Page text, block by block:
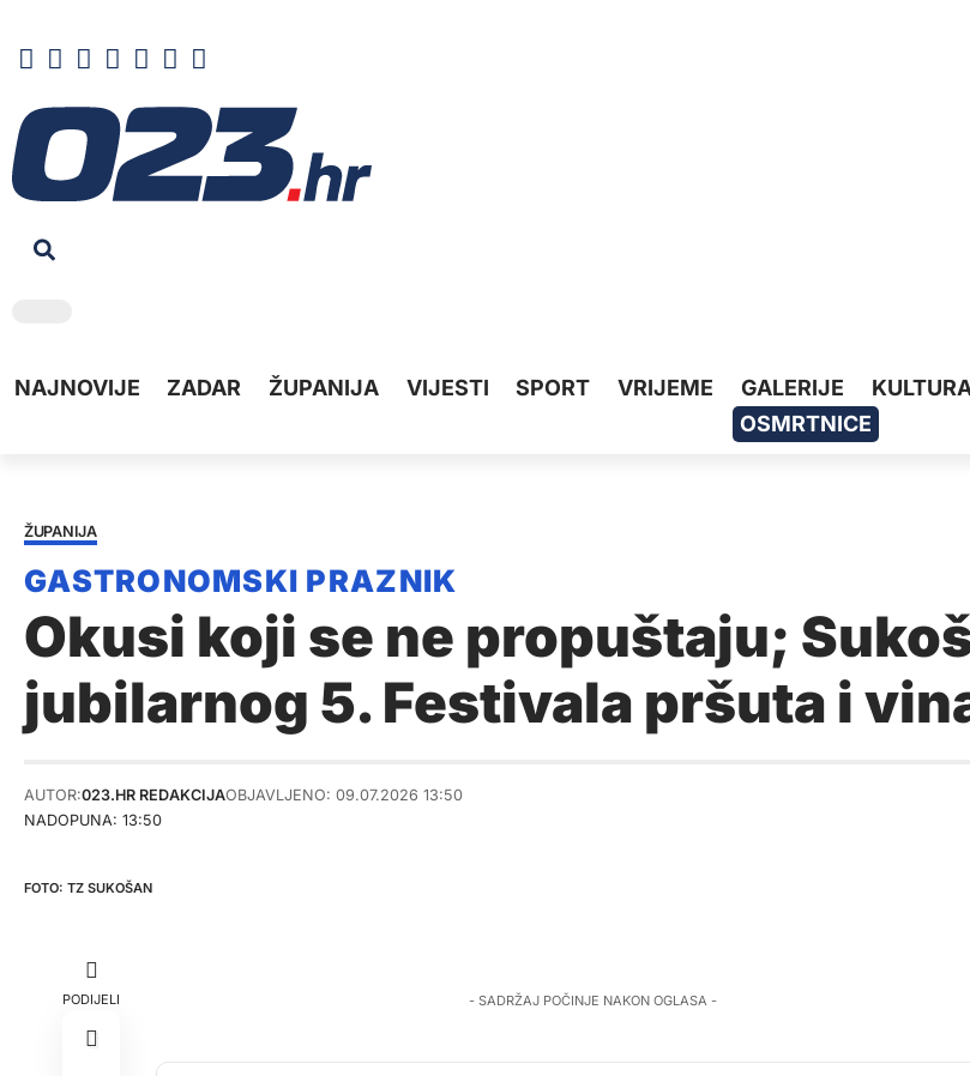
NAJNOVIJE ZADAR ŽUPANIJA VIJESTI SPORT VRIJEME GALERIJE
OSMRTNICE
ŽUPANIJA
Okusi koji se ne propuštaju;
jubilarnog 5. Festivala pršuta i
NADOPUNA: 13:50
AUTOR:023.HR REDAKCIJAOBJAVLJENO: 09.07.2026 13:50
TZ SUKOŠAN
PODIJELI - SADRŽAJ POČINJE NAKON OGLASA -